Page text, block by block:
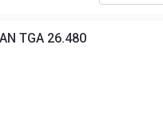
TGA 26.480